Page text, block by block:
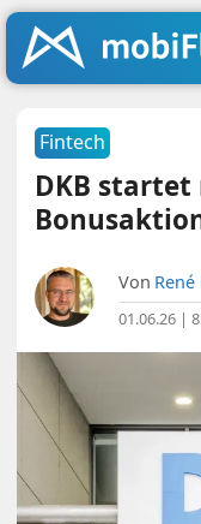
Fintech
DKB
Von René
01.06.26 |